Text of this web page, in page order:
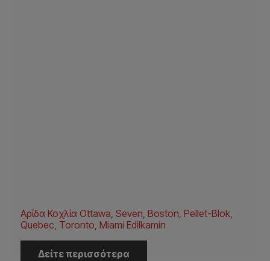
Αρίδα Κοχλία Ottawa, Seven, Boston, Pellet-Blok,
Quebec, Toronto, Miami Edilkamin
Δείτε περισσότερα